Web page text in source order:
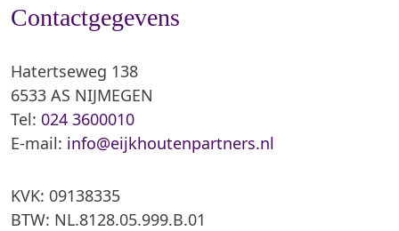
Contactgegevens
Hatertseweg 138
6533 AS NIJMEGEN
Tel: 024 3600010
E-mail: info@eijkhoutenpartners.nl
KVK: 09138335
BTW: NL.8128.05.999.B.01